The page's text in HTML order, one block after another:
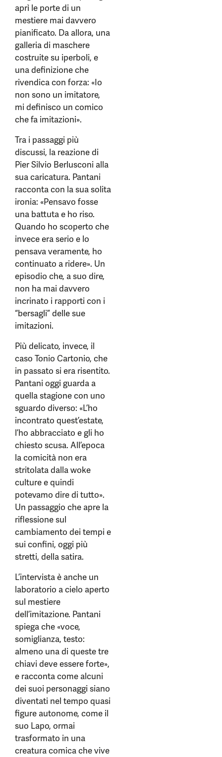
aprì le porte di un
mestiere mai davvero
pianificato. Da allora, una
galleria di maschere
costruite su iperboli, e
una definizione che
rivendica con forza: «Io
non sono un imitatore,
mi definisco un comico
che fa imitazioni».
Tra i passaggi più
discussi, la reazione di
Pier Silvio Berlusconi alla
sua caricatura. Pantani
racconta con la sua solita
ironia: «Pensavo fosse
una battuta e ho riso.
Quando ho scoperto che
invece era serio e lo
pensava veramente, ho
continuato a ridere». Un
episodio che, a suo dire,
non ha mai davvero
incrinato i rapporti con i
“bersagli” delle sue
imitazioni.
Più delicato, invece, il
caso Tonio Cartonio, che
in passato si era risentito.
Pantani oggi guarda a
quella stagione con uno
sguardo diverso: «L’ho
incontrato quest’estate,
l’ho abbracciato e gli ho
chiesto scusa. All’epoca
la comicità non era
stritolata dalla woke
culture e quindi
potevamo dire di tutto».
Un passaggio che apre la
riflessione sul
cambiamento dei tempi e
sui confini, oggi più
stretti, della satira.
L’intervista è anche un
laboratorio a cielo aperto
sul mestiere
dell’imitazione. Pantani
spiega che «voce,
somiglianza, testo:
almeno una di queste tre
chiavi deve essere forte»,
e racconta come alcuni
dei suoi personaggi siano
diventati nel tempo quasi
figure autonome, come il
suo Lapo, ormai
trasformato in una
creatura comica che vive